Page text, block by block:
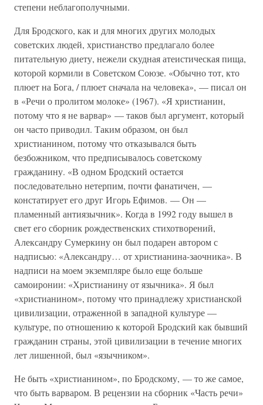
степени неблагополучными.
Для Бродского, как и для многих других молодых
советских людей, христианство предлагало более
питательную диету, нежели скудная атеистическая пища,
которой кормили в Советском Союзе. «Обычно тот, кто
плюет на Бога, / плюет сначала на человека», — писал он
в «Речи о пролитом молоке» (1967). «Я христианин,
потому что я не варвар» — таков был аргумент, который
он часто приводил. Таким образом, он был
христианином, потому что отказывался быть
безбожником, что предписывалось советскому
гражданину. «В одном Бродский остается
последовательно нетерпим, почти фанатичен, —
констатирует его друг Игорь Ефимов. — Он —
пламенный антиязычник». Когда в 1992 году вышел в
свет его сборник рождественских стихотворений,
Александру Сумеркину он был подарен автором с
надписью: «Александру… от христианина-заочника». В
надписи на моем экземпляре было еще больше
самоиронии: «Христианину от язычника». Я был
«христианином», потому что принадлежу христианской
цивилизации, отраженной в западной культуре —
культуре, по отношению к которой Бродский как бывший
гражданин страны, этой цивилизации в течение многих
лет лишенной, был «язычником».
Не быть «христианином», по Бродскому, — то же самое,
что быть варваром. В рецензии на сборник «Часть речи»